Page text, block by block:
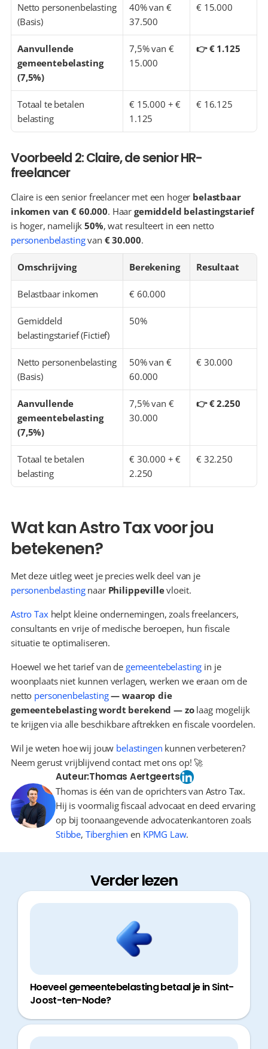
Netto personenbelasting
(Basis)
40% van €
37.500
€ 15.000
Aanvullende
gemeentebelasting
(7,5%)
7,5% van €
15.000
👉 € 1.125
Totaal te betalen
belasting
€ 15.000 + €
1.125
€ 16.125
Voorbeeld 2: Claire, de senior HR-
freelancer
Claire is een senior freelancer met een hoger belastbaar
inkomen van € 60.000. Haar gemiddeld belastingstarief
is hoger, namelijk 50%
, wat resulteert in een netto
personenbelasting van € 30.000.
Omschrijving Berekening Resultaat
Belastbaar inkomen € 60.000
Gemiddeld
belastingstarief (Fictief)
50%
Netto personenbelasting
(Basis)
50% van €
60.000
€ 30.000
Aanvullende
gemeentebelasting
(7,5%)
7,5% van €
30.000
👉 € 2.250
Totaal te betalen
belasting
€ 30.000 + €
2.250
€ 32.250
Wat kan Astro Tax voor jou
betekenen?
Met deze uitleg weet je precies welk deel van je
personenbelasting naar Philippeville vloeit.
Astro Tax helpt kleine ondernemingen, zoals freelancers,
consultants en vrije of medische beroepen, hun fiscale
situatie te optimaliseren.
Hoewel we het tarief van de gemeentebelasting in je
woonplaats niet kunnen verlagen, werken we eraan om de
netto personenbelasting — waarop die
gemeentebelasting wordt berekend — zo laag mogelijk
te krijgen via alle beschikbare aftrekken en fiscale voordelen.
Wil je weten hoe wij jouw belastingen kunnen verbeteren?
Neem gerust vrijblijvend contact met ons op! 🚀
Auteur:Thomas Aertgeerts
Thomas is één van de oprichters van Astro Tax.
Hij is voormalig fiscaal advocaat en deed ervaring
op bij toonaangevende advocatenkantoren zoals
Stibbe, Tiberghien en KPMG Law.
Verder lezen
Hoeveel gemeentebelasting betaal je in Sint-
Joost-ten-Node?